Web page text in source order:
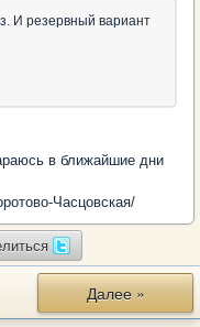
И резервный вариант
в ближайшие дни
Часцовская/
Далее »